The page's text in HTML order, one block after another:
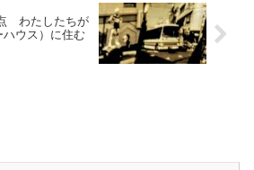
わたしたちが
ウス）に住む